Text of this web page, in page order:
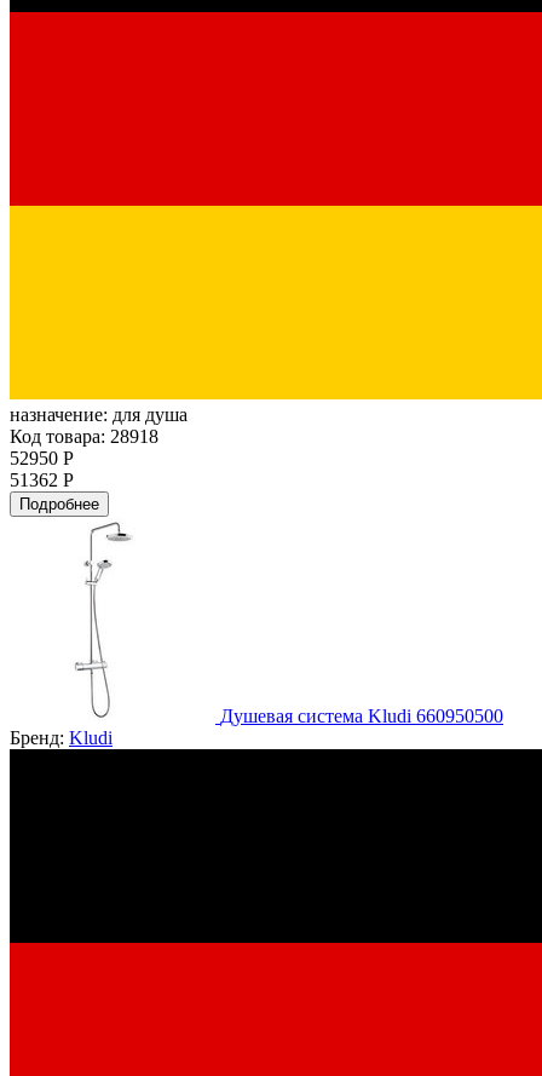
назначение: для душа
Код товара: 28918
52950 Р
51362 Р
Подробнее
Душевая система Kludi 660950500
Бренд: Kludi